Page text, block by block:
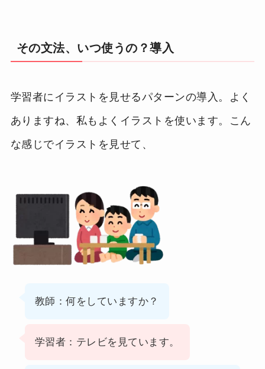
その文法、いつ使うの？導入
学習者にイラストを見せるパターンの導入。よく
ありますね、私もよくイラストを使います。こん
な感じでイラストを見せて、
教師：何をしていますか？
学習者：テレビを見ています。